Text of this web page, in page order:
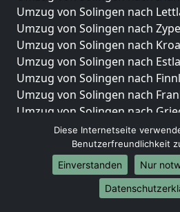
Umzug von Solingen nach
Umzug von Solingen nach
Umzug von Solingen nach
Umzug von Solingen nach
Umzug von Solingen nach
Umzug von Solingen nach
Umzug von Solingen nach
Umzug von Solingen nach
Umzug von Solingen nach
Umzug von Solingen nach
Umzug von Solingen nach
Umzug von Solingen nach
Diese Internetseite
Benutzerfreundlichkeit
Einverstanden
Nur